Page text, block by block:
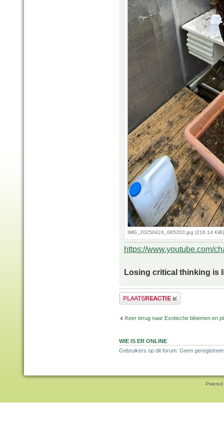
IMG_20250424_085203.jpg (216.14
https://www.youtube.com/
Losing critical thinking is
Plaats een reactie
Keer terug naar Exotische bloemen en
WIE IS ER ONLINE
Gebruikers op dit forum: Geen